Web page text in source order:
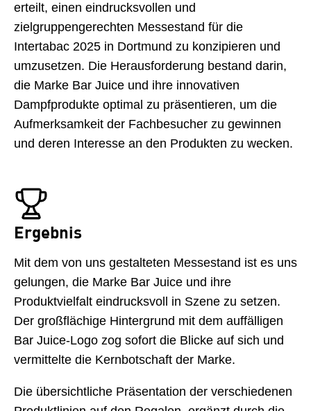
erteilt, einen eindrucksvollen und
zielgruppengerechten Messestand für die
Intertabac 2025 in Dortmund zu konzipieren und
umzusetzen. Die Herausforderung bestand darin,
die Marke Bar Juice und ihre innovativen
Dampfprodukte optimal zu präsentieren, um die
Aufmerksamkeit der Fachbesucher zu gewinnen
und deren Interesse an den Produkten zu wecken.
Ergebnis
Mit dem von uns gestalteten Messestand ist es uns
gelungen, die Marke Bar Juice und ihre
Produktvielfalt eindrucksvoll in Szene zu setzen.
Der großflächige Hintergrund mit dem auffälligen
Bar Juice-Logo zog sofort die Blicke auf sich und
vermittelte die Kernbotschaft der Marke.
Die übersichtliche Präsentation der verschiedenen